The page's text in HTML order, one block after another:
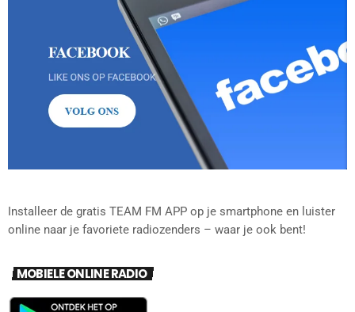
Installeer de gratis TEAM FM APP op je smartphone en luister
online naar je favoriete radiozenders – waar je ook bent!
MOBIELE ONLINE RADIO